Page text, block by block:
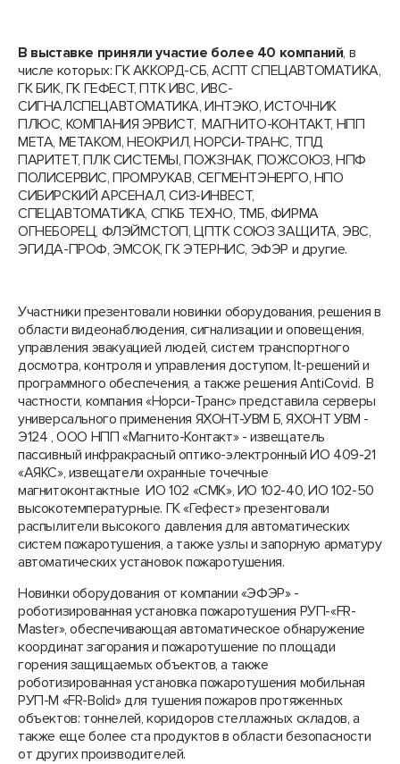
В выставке приняли участие более 40 компаний, в
числе которых: ГК АККОРД-СБ, АСПТ СПЕЦАВТОМАТИКА,
ГК БИК, ГК ГЕФЕСТ, ПТК ИВС, ИВС-
СИГНАЛСПЕЦАВТОМАТИКА, ИНТЭКО, ИСТОЧНИК
ПЛЮС, КОМПАНИЯ ЭРВИСТ, МАГНИТО-КОНТАКТ, НПП
МЕТА, МЕТАКОМ, НЕОКРИЛ, НОРСИ-ТРАНС, ТПД
ПАРИТЕТ, ПЛК СИСТЕМЫ, ПОЖЗНАК, ПОЖСОЮЗ, НПФ
ПОЛИСЕРВИС, ПРОМРУКАВ, СЕГМЕНТЭНЕРГО, НПО
СИБИРСКИЙ АРСЕНАЛ, СИЗ-ИНВЕСТ,
СПЕЦАВТОМАТИКА, СПКБ ТЕХНО, ТМБ, ФИРМА
ОГНЕБОРЕЦ, ФЛЭЙМСТОП, ЦПТК СОЮЗ ЗАЩИТА, ЭВС,
ЭГИДА-ПРОФ, ЭМСОК, ГК ЭТЕРНИС, ЭФЭР и другие.
Участники презентовали новинки оборудования, решения в
области видеонаблюдения, сигнализации и оповещения,
управления эвакуацией людей, систем транспортного
досмотра, контроля и управления доступом, It-решений и
программного обеспечения, а также решения AntiCovid. В
частности, компания «Норси-Транс» представила серверы
универсального применения ЯХОНТ-УВМ Б, ЯХОНТ УВМ -
Э124 , ООО НПП «Магнито-Контакт» - извещатель
пассивный инфракрасный оптико-электронный ИО 409-21
«АЯКС», извещатели охранные точечные
магнитоконтактные ИО 102 «СМК», ИО 102-40, ИО 102-50
высокотемпературные. ГК «Гефест» презентовали
распылители высокого давления для автоматических
систем пожаротушения, а также узлы и запорную арматуру
автоматических установок пожаротушения.
Новинки оборудования от компании «ЭФЭР» -
роботизированная установка пожаротушения РУП-«FR-
Master», обеспечивающая автоматическое обнаружение
координат загорания и пожаротушение по площади
горения защищаемых объектов, а также
роботизированная установка пожаротушения мобильная
РУП-М «FR-Bolid» для тушения пожаров протяженных
объектов: тоннелей, коридоров стеллажных складов, а
также еще более ста продуктов в области безопасности
от других производителей.